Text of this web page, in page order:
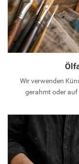
Wir verwenden
gerahmt oder auf